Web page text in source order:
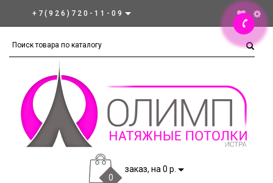
+7(926)720-11-09
0
заказ, на 0 р.